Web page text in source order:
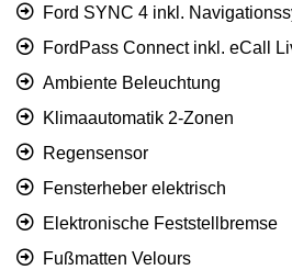
Ford SYNC 4 inkl.
FordPass Connect inkl. eCall
Ambiente Beleuchtung
Klimaautomatik 2-Zonen
Regensensor
Fensterheber elektrisch
Elektronische Feststellbremse
Fußmatten Velours